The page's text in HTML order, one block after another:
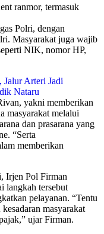
ranmor, termasuk
Polri, dengan
Masyarakat juga wajib
NIK, nomor HP,
Arteri Jadi
Nataru
yakni memberikan
masyarakat melalui
dan prasarana yang
“Serta
memberikan
Irjen Pol Firman
langkah tersebut
pelayanan. “Tentu
masyarakat
ujar Firman.